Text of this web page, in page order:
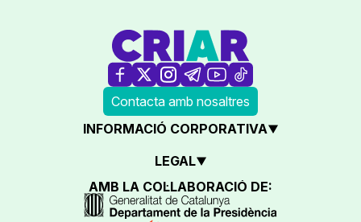
Contacta amb nosaltres
INFORMACIÓ CORPORATIVA
LEGAL
AMB LA COL·LABORACIÓ DE: